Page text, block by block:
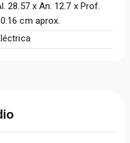
28.57 x An. 12.7 x Prof.
cm aprox.